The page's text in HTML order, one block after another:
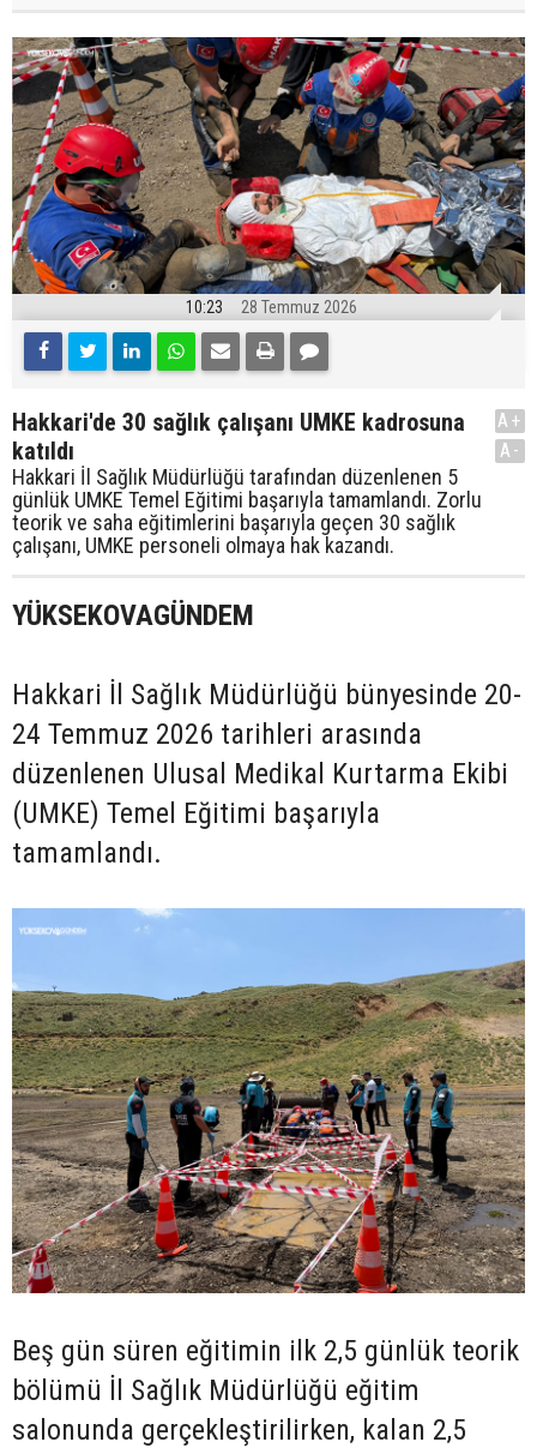
10:23 28 Temmuz 2026
Hakkari'de 30 sağlık çalışanı UMKE kadrosuna
katıldı
Hakkari İl Sağlık Müdürlüğü tarafından düzenlenen 5
günlük UMKE Temel Eğitimi başarıyla tamamlandı. Zorlu
teorik ve saha eğitimlerini başarıyla geçen 30 sağlık
çalışanı, UMKE personeli olmaya hak kazandı.
A+
A-
YÜKSEKOVAGÜNDEM
Hakkari İl Sağlık Müdürlüğü bünyesinde 20-
24 Temmuz 2026 tarihleri arasında
düzenlenen Ulusal Medikal Kurtarma Ekibi
(UMKE) Temel Eğitimi başarıyla
tamamlandı.
Beş gün süren eğitimin ilk 2,5 günlük teorik
bölümü İl Sağlık Müdürlüğü eğitim
salonunda gerçekleştirilirken, kalan 2,5